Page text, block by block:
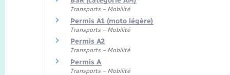
Transports – Mobilité
Permis A1 (moto légère)
Transports – Mobilité
Permis A2
Transports – Mobilité
Permis A
Transports – Mobilité